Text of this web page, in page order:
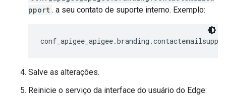
pport . a seu contato de suporte interno. Exemplo:
Salve as alterações.
Reinicie o serviço da interface do usuário do Edge: